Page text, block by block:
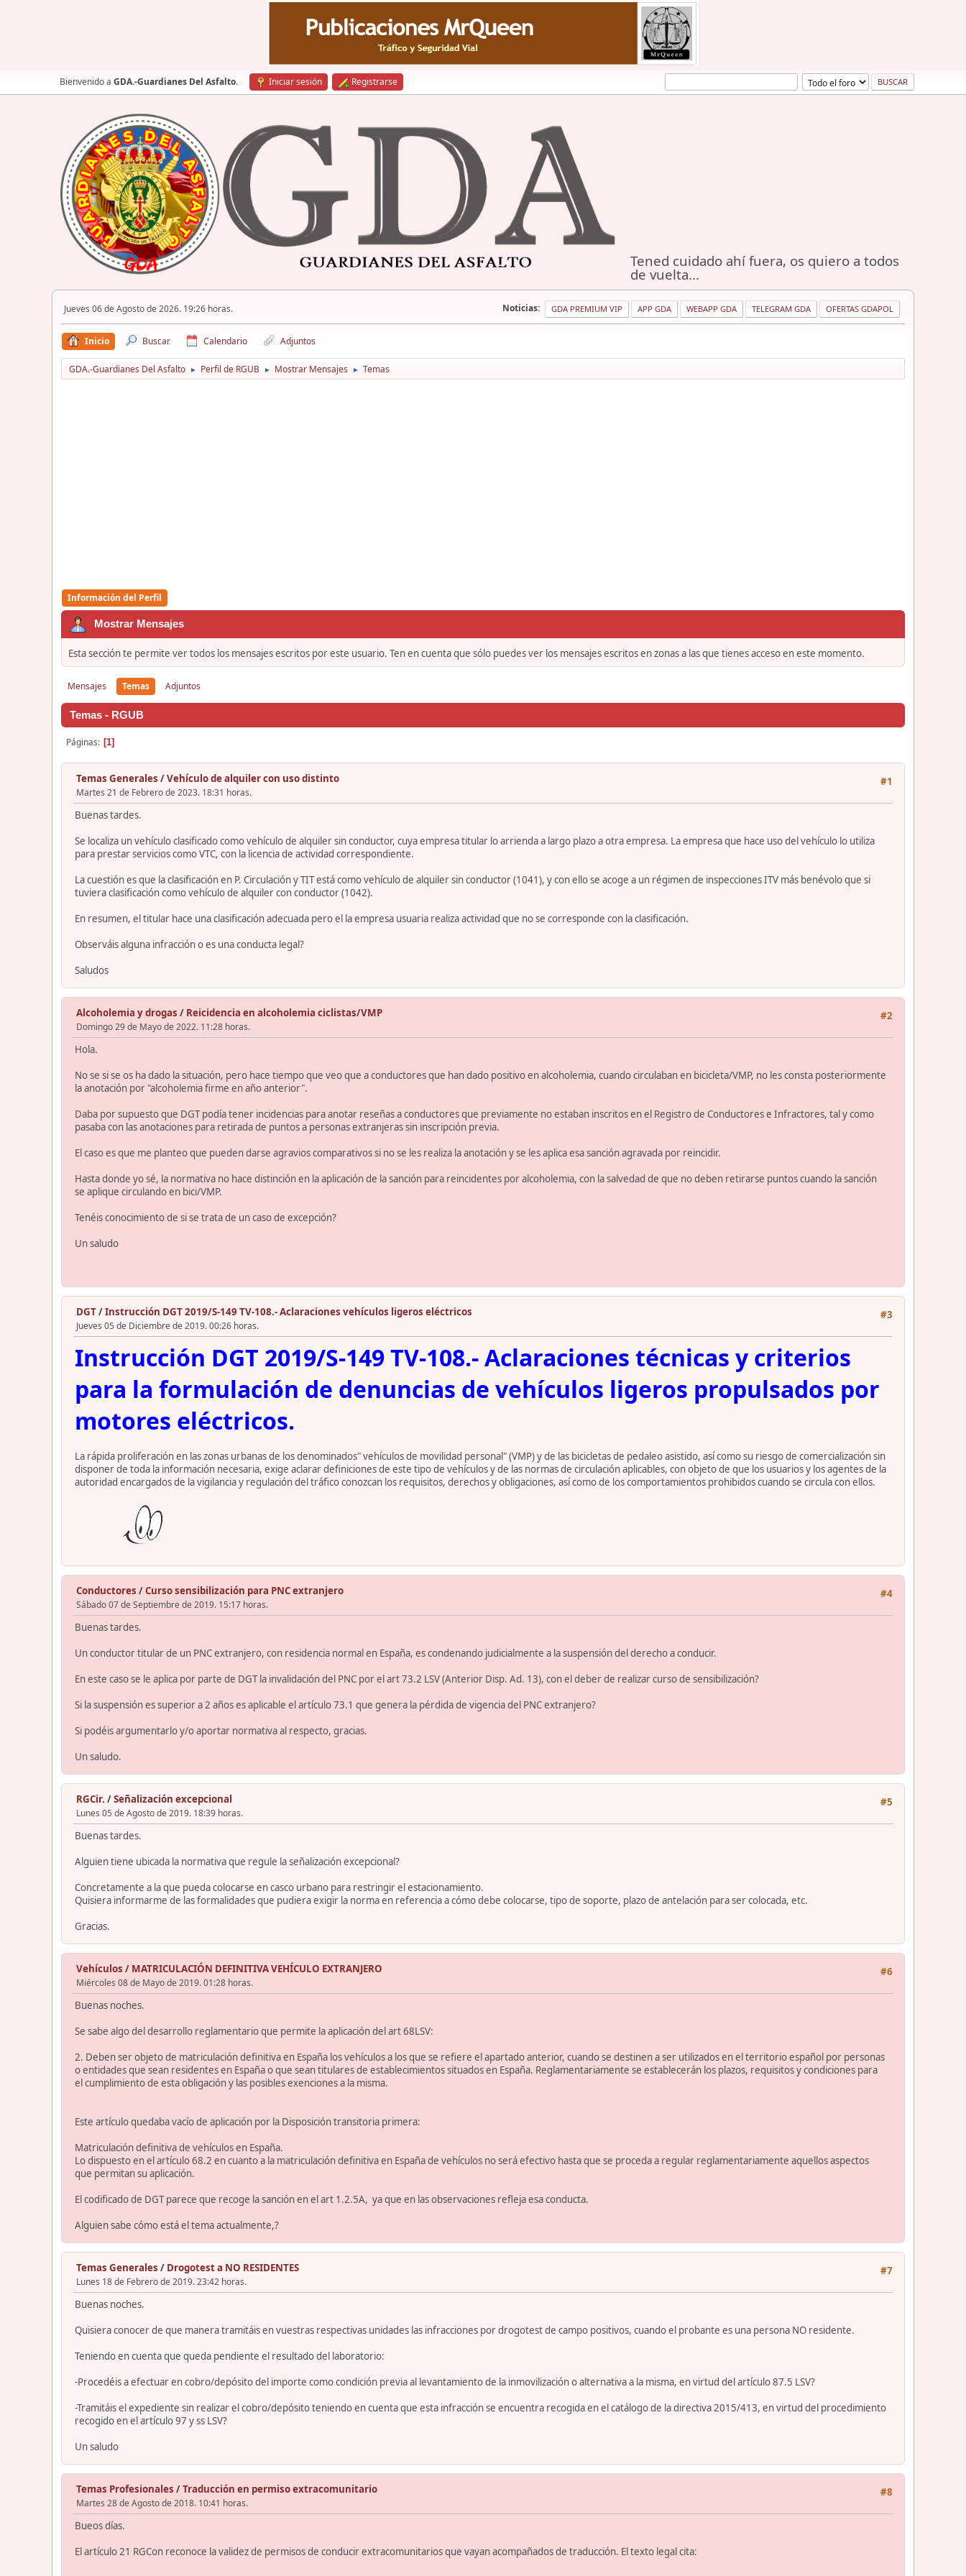
Bienvenido a GDA.-Guardianes Del Asfalto. Iniciar sesión Registrarse
Tened cuidado ahí fuera, os quiero a todos
de vuelta...
Jueves 06 de Agosto de 2026. 19:26 horas. Noticias: GDA PREMIUM VIP APP GDA WEBAPP GDA TELEGRAM GDA OFERTAS GDAPOL
Inicio Buscar Calendario Adjuntos
GDA.-Guardianes Del Asfalto ► Perfil de RGUB ► Mostrar Mensajes ► Temas
Información del Perfil
Mostrar Mensajes
Esta sección te permite ver todos los mensajes escritos por este usuario. Ten en cuenta que sólo puedes ver los mensajes escritos en zonas a las que tienes acceso en este momento.
Mensajes Temas Adjuntos
Temas - RGUB
Páginas 1
#1
Temas Generales /Vehículo de alquiler con uso distinto
Martes 21 de Febrero de 2023. 18:31 horas.
Buenas tardes.
Se localiza un vehículo clasificado como vehículo de alquiler sin conductor, cuya empresa titular lo arrienda a largo plazo a otra empresa. La empresa que hace uso del vehículo lo utiliza
para prestar servicios como VTC, con la licencia de actividad correspondiente.
La cuestión es que la clasificación en P. Circulación y TIT está como vehículo de alquiler sin conductor (1041), y con ello se acoge a un régimen de inspecciones ITV más benévolo que si
tuviera clasificación como vehículo de alquiler con conductor (1042).
En resumen, el titular hace una clasificación adecuada pero el la empresa usuaria realiza actividad que no se corresponde con la clasificación.
Observáis alguna infracción o es una conducta legal?
Saludos
#2
Alcoholemia y drogas / Reicidencia en alcoholemia ciclistas/VMP
Domingo 29 de Mayo de 2022. 11:28 horas.
Hola.
No se si se os ha dado la situación, pero hace tiempo que veo que a conductores que han dado positivo en alcoholemia, cuando circulaban en bicicleta/VMP, no les consta posteriormente
la anotación por "alcoholemia firme en año anterior".
Daba por supuesto que DGT podía tener incidencias para anotar reseñas a conductores que previamente no estaban inscritos en el Registro de Conductores e Infractores, tal y como
pasaba con las anotaciones para retirada de puntos a personas extranjeras sin inscripción previa.
El caso es que me planteo que pueden darse agravios comparativos si no se les realiza la anotación y se les aplica esa sanción agravada por reincidir.
Hasta donde yo sé, la normativa no hace distinción en la aplicación de la sanción para reincidentes por alcoholemia, con la salvedad de que no deben retirarse puntos cuando la sanción
se aplique circulando en bici/VMP.
Tenéis conocimiento de si se trata de un caso de excepción?
Un saludo
#3
DGT/Instrucción DGT 2019/S-149 TV-108.- Aclaraciones vehículos ligeros eléctricos
Jueves 05 de Diciembre de 2019. 00:26 horas.
Instrucción DGT 2019/S-149 TV-108.- Aclaraciones técnicas y criterios
para la formulación de denuncias de vehículos ligeros propulsados por
motores eléctricos.
La rápida proliferación en las zonas urbanas de los denominados" vehículos de movilidad personal" (VMP) y de las bicicletas de pedaleo asistido, así como su riesgo de comercialización sin
disponer de toda la información necesaria, exige aclarar definiciones de este tipo de vehículos y de las normas de circulación aplicables, con objeto de que los usuarios y los agentes de la
autoridad encargados de la vigilancia y regulación del tráfico conozcan los requisitos, derechos y obligaciones, así como de los comportamientos prohibidos cuando se circula con ellos.
#4
Conductores /Curso sensibilización para PNC extranjero
Sábado 07 de Septiembre de 2019. 15:17 horas.
Buenas tardes.
Un conductor titular de un PNC extranjero, con residencia normal en España, es condenando judicialmente a la suspensión del derecho a conducir.
En este caso se le aplica por parte de DGT la invalidación del PNC por el art 73.2 LSV (Anterior Disp. Ad. 13), con el deber de realizar curso de sensibilización?
Si la suspensión es superior a 2 años es aplicable el artículo 73.1 que genera la pérdida de vigencia del PNC extranjero?
Si podéis argumentarlo y/o aportar normativa al respecto, gracias.
Un saludo.
#5
RGCir. /Señalización excepcional
Lunes 05 de Agosto de 2019. 18:39 horas.
Buenas tardes.
Alguien tiene ubicada la normativa que regule la señalización excepcional?
Concretamente a la que pueda colocarse en casco urbano para restringir el estacionamiento.
Quisiera informarme de las formalidades que pudiera exigir la norma en referencia a cómo debe colocarse, tipo de soporte, plazo de antelación para ser colocada, etc.
Gracias.
#6
Vehículos / MATRICULACIÓN DEFINITIVA VEHÍCULO EXTRANJERO
Miércoles 08 de Mayo de 2019. 01:28 horas.
Buenas noches.
Se sabe algo del desarrollo reglamentario que permite la aplicación del art 68LSV:
2. Deben ser objeto de matriculación definitiva en España los vehículos a los que se refiere el apartado anterior, cuando se destinen a ser utilizados en el territorio español por personas
o entidades que sean residentes en España o que sean titulares de establecimientos situados en España. Reglamentariamente se establecerán los plazos, requisitos y condiciones para
el cumplimiento de esta obligación y las posibles exenciones a la misma.
Este artículo quedaba vacío de aplicación por la Disposición transitoria primera:
Matriculación definitiva de vehículos en España.
Lo dispuesto en el artículo 68.2 en cuanto a la matriculación definitiva en España de vehículos no será efectivo hasta que se proceda a regular reglamentariamente aquellos aspectos
que permitan su aplicación.
El codificado de DGT parece que recoge la sanción en el art 1.2.5A, ya que en las observaciones refleja esa conducta.
Alguien sabe cómo está el tema actualmente,?
#7
Temas Generales / Drogotest a NO RESIDENTES
Lunes 18 de Febrero de 2019. 23:42 horas.
Buenas noches.
Quisiera conocer de que manera tramitáis en vuestras respectivas unidades las infracciones por drogotest de campo positivos, cuando el probante es una persona NO residente.
Teniendo en cuenta que queda pendiente el resultado del laboratorio:
-Procedéis a efectuar en cobro/depósito del importe como condición previa al levantamiento de la inmovilización o alternativa a la misma, en virtud del artículo 87.5 LSV?
-Tramitáis el expediente sin realizar el cobro/depósito teniendo en cuenta que esta infracción se encuentra recogida en el catálogo de la directiva 2015/413, en virtud del procedimiento
recogido en el artículo 97 y ss LSV?
Un saludo
#8
Temas Profesionales /Traducción en permiso extracomunitario
Martes 28 de Agosto de 2018. 10:41 horas.
Bueos días.
El artículo 21 RGCon reconoce la validez de permisos de conducir extracomunitarios que vayan acompañados de traducción. El texto legal cita: